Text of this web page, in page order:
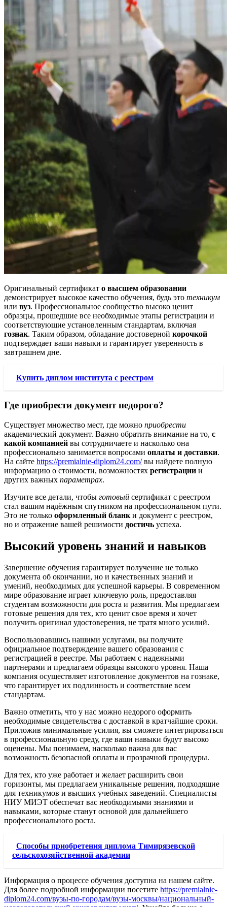
Оригинальный сертификат о высшем образовании
демонстрирует высокое качество обучения, будь это техникум
или вуз. Профессиональное сообщество высоко ценит
образцы, прошедшие все необходимые этапы регистрации и
соответствующие установленным стандартам, включая
гознак. Таким образом, обладание достоверной корочкой
подтверждает ваши навыки и гарантирует уверенность в
завтрашнем дне.
Купить диплом института с реестром
Где приобрести документ недорого?
Существует множество мест, где можно приобрести
академический документ. Важно обратить внимание на то, с
какой компанией вы сотрудничаете и насколько она
профессионально занимается вопросами оплаты и доставки.
На сайте https://premialnie-diplom24.com/вы найдете полную
информацию о стоимости, возможностях регистрации и
других важных параметрах.
Изучите все детали, чтобы готовый сертификат с реестром
стал вашим надёжным спутником на профессиональном пути.
Это не только оформленный бланк и документ с реестром,
но и отражение вашей решимости достичь успеха.
Высокий уровень знаний и навыков
Завершение обучения гарантирует получение не только
документа об окончании, но и качественных знаний и
умений, необходимых для успешной карьеры. В современном
мире образование играет ключевую роль, предоставляя
студентам возможности для роста и развития. Мы предлагаем
готовые решения для тех, кто ценит свое время и хочет
получить оригинал удостоверения, не тратя много усилий.
Воспользовавшись нашими услугами, вы получите
официальное подтверждение вашего образования с
регистрацией в реестре. Мы работаем с надежными
партнерами и предлагаем образцы высокого уровня. Наша
компания осуществляет изготовление документов на гознаке,
что гарантирует их подлинность и соответствие всем
стандартам.
Важно отметить, что у нас можно недорого оформить
необходимые свидетельства с доставкой в кратчайшие сроки.
Приложив минимальные усилия, вы сможете интегрироваться
в профессиональную среду, где ваши навыки будут высоко
оценены. Мы понимаем, насколько важна для вас
возможность безопасной оплаты и прозрачной процедуры.
Для тех, кто уже работает и желает расширить свои
горизонты, мы предлагаем уникальные решения, подходящие
для техникумов и высших учебных заведений. Специалисты
НИУ МИЭТ обеспечат вас необходимыми знаниями и
навыками, которые станут основой для дальнейшего
профессионального роста.
Способы приобретения диплома Тимирязевской
сельскохозяйственной академии
Информация о процессе обучения доступна на нашем сайте.
Для более подробной информации посетите https://premialnie-
diplom24.com/вузы-по-городам/вузы-москвы/национальный-